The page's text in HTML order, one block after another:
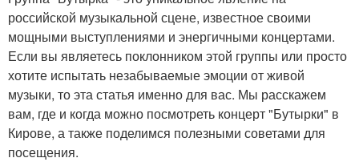
российской музыкальной сцене, известное своими
мощными выступлениями и энергичными концертами.
Если вы являетесь поклонником этой группы или просто
хотите испытать незабываемые эмоции от живой
музыки, то эта статья именно для вас. Мы расскажем
вам, где и когда можно посмотреть концерт "Бутырки" в
Кирове, а также поделимся полезными советами для
посещения.